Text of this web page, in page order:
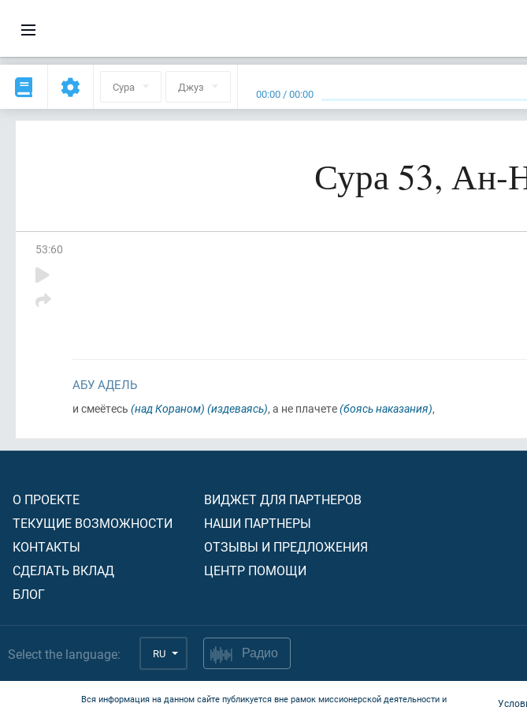
Сура Джуз 00:00 /00:00
Сура 53, Ан-
53:60
АБУ АДЕЛЬ
и смеётесь (над Кораном) (издеваясь), а не плачете(боясь наказания),
О ПРОЕКТЕ
ТЕКУЩИЕ ВОЗМОЖНОСТИ
КОНТАКТЫ
СДЕЛАТЬ ВКЛАД
БЛОГ
ВИДЖЕТ ДЛЯ ПАРТНЕРОВ
НАШИ ПАРТНЕРЫ
ОТЗЫВЫ И ПРЕДЛОЖЕНИЯ
ЦЕНТР ПОМОЩИ
Select the language: RU Радио
Вся информация на данном сайте публикуется вне рамок миссионерской деятельности и